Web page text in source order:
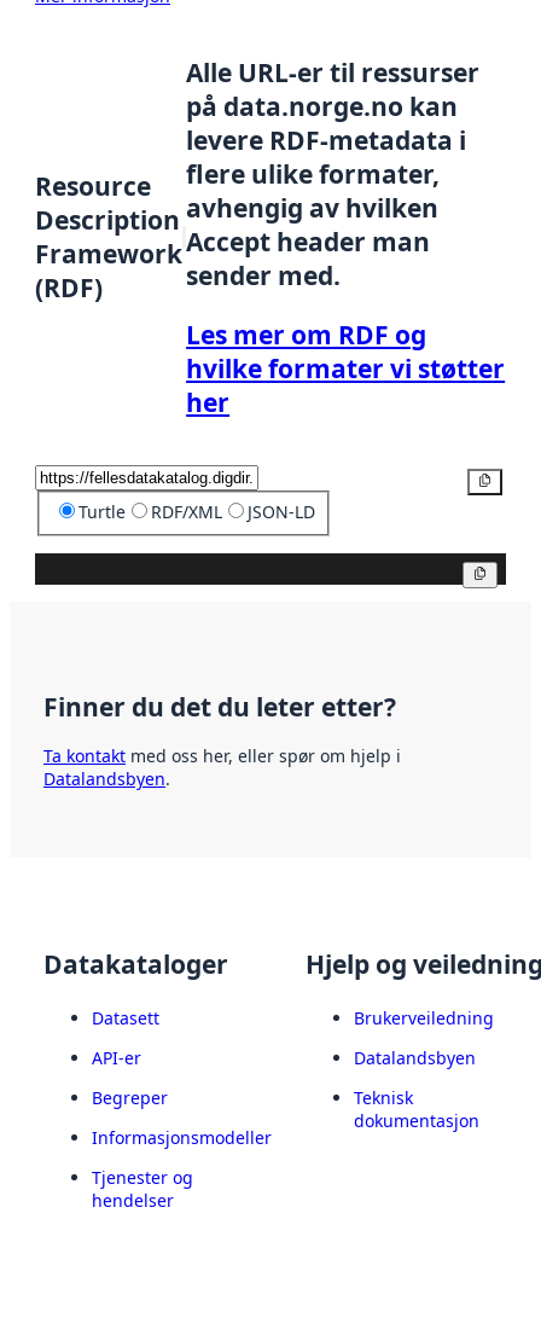
Resource
Description
Framework
(RDF)
Alle URL-er til ressurser
på data.norge.no kan
levere RDF-metadata i
flere ulike formater,
avhengig av hvilken
Accept header man
sender med.
Les mer om RDF og
hvilke formater vi støtter
her
Turtle RDF/XML JSON-LD
Finner du det du leter etter?
Ta kontakt med oss her, eller spør om hjelp i
Datalandsbyen.
Datakataloger
Datasett
API-er
Begreper
Informasjonsmodeller
Tjenester og
hendelser
Hjelp og
Brukerveiledning
Datalandsbyen
Teknisk
dokumentasjon